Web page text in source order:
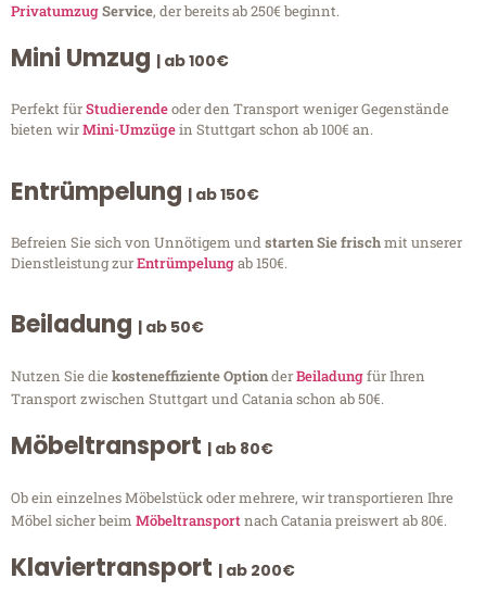
PrivatumzugService, der bereits ab 250€ beginnt.
Mini Umzug | ab 100€
Perfekt fürStudierendeoder den Transport weniger Gegenstände
bieten wirMini-Umzügein Stuttgart schon ab 100€ an.
Entrümpelung | ab 150€
Befreien Sie sich von Unnötigem undstarten Sie frischmit unserer
Dienstleistung zurEntrümpelungab 150€.
Beiladung | ab 50€
Nutzen Sie diekosteneffiziente OptionderBeiladungfür Ihren
Transport zwischen Stuttgart und Catania schon ab 50€.
Möbeltransport | ab 80€
Ob ein einzelnes Möbelstück oder mehrere, wir transportieren Ihre
Möbel sicher beim Möbeltransportnach Catania preiswert ab 80€.
Klaviertransport | ab 200€